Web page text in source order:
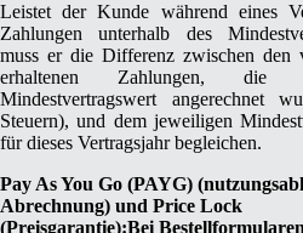
Leistet der Kunde während eines
Zahlungen unterhalb des
muss er die Differenz zwischen den
erhaltenen Zahlungen,
Mindestvertragswert angerechnet
Steuern), und dem jeweiligen
für dieses Vertragsjahr begleichen.
Pay As You Go (PAYG)
Abrechnung) und Price Lock
(Preisgarantie):Bei